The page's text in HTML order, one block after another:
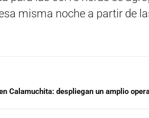
misma noche a partir de
Calamuchita: despliegan un amplio